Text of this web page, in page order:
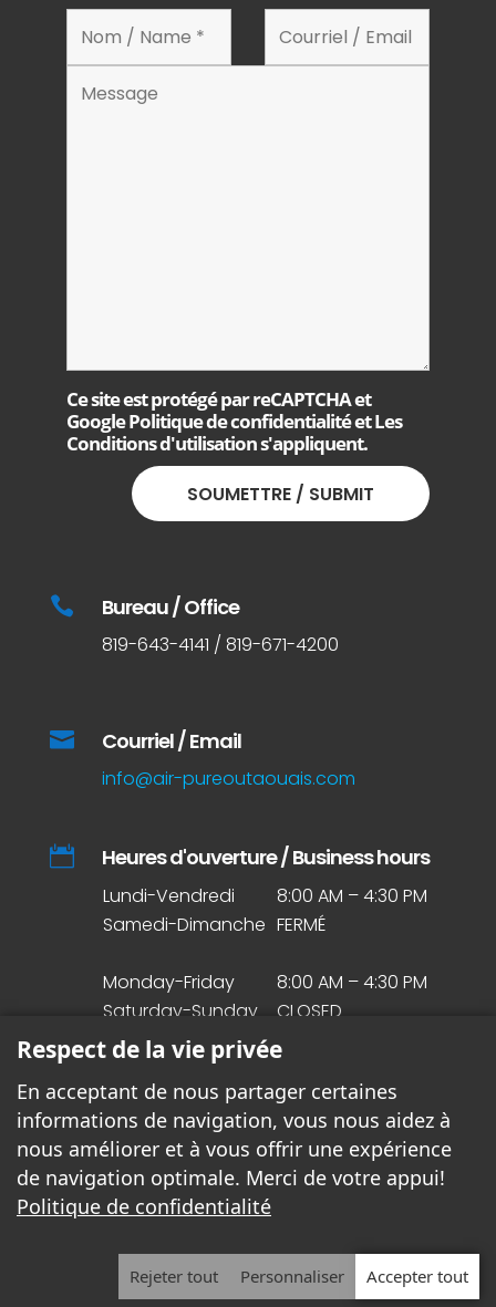
Ce site est protégé par reCAPTCHA et
GooglePolitique de confidentialitéetLes
Conditions d'utilisations'appliquent.
 Bureau / Office
819-643-4141 / 819-671-4200
 Courriel / Email
info@air-pureoutaouais.com
 Heures d'ouverture / Business hours
Lundi-Vendredi
8:00 AM – 4:30 PM
Samedi-Dimanche FERMÉ
Monday-Friday
8:00 AM – 4:30 PM
Saturday-Sunday
CLOSED
© Droit d’auteur 2020. Tous droits réservés.
Respect de la vie privée
En acceptant de nous partager certaines
informations de navigation, vous nous aidez à
nous améliorer et à vous offrir une expérience
de navigation optimale. Merci de votre appui!
Politique de confidentialité
Rejeter tout Personnaliser Accepter tout